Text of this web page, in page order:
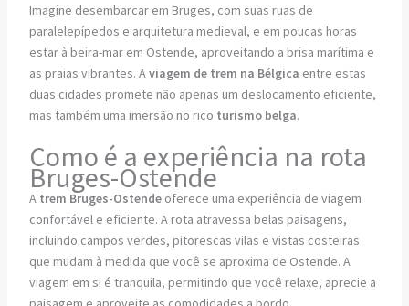
Imagine desembarcar em Bruges, com suas ruas de
paralelepípedos e arquitetura medieval, e em poucas horas
estar à beira-mar em Ostende, aproveitando a brisa marítima e
as praias vibrantes. Aviagem de trem na Bélgica entre estas
duas cidades promete não apenas um deslocamento eficiente,
mas também uma imersão no rico turismo belga.
Como é a experiência na rota
Bruges-Ostende
A trem Bruges-Ostendeoferece uma experiência de viagem
confortável e eficiente. A rota atravessa belas paisagens,
incluindo campos verdes, pitorescas vilas e vistas costeiras
que mudam à medida que você se aproxima de Ostende. A
viagem em si é tranquila, permitindo que você relaxe, aprecie a